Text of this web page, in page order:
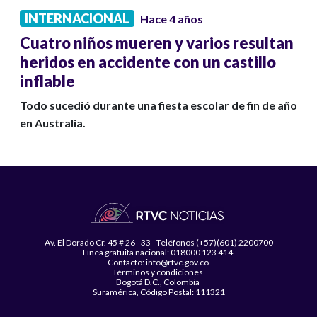
INTERNACIONAL Hace 4 años
Cuatro niños mueren y varios resultan
heridos en accidente con un castillo
inflable
Todo sucedió durante una fiesta escolar de fin de año
en Australia.
Av. El Dorado Cr. 45 # 26 - 33 - Teléfonos (+57)(601) 2200700
Línea gratuita nacional: 018000 123 414
Contacto: info@rtvc.gov.co
Términos y condiciones
Bogotá D.C., Colombia
Suramérica, Código Postal: 111321